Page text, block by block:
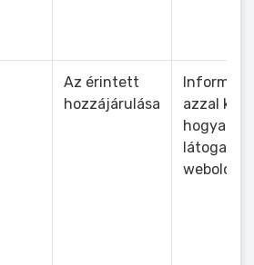
Az érintett
hozzájárulása
azzal
hogyan